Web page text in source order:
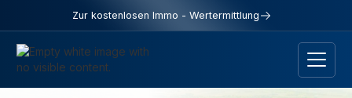
Zur kostenlosen Immo - Wertermittlung